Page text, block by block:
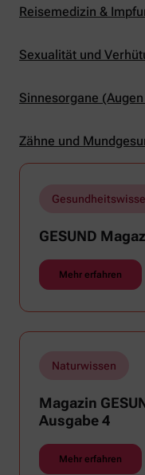
Reisemedizin &
Sexualität und
Sinnesorgane
Zähne und
GESUND
Mehr erfahren
Naturwissen
Magazin
Ausgabe 4
Mehr erfahren